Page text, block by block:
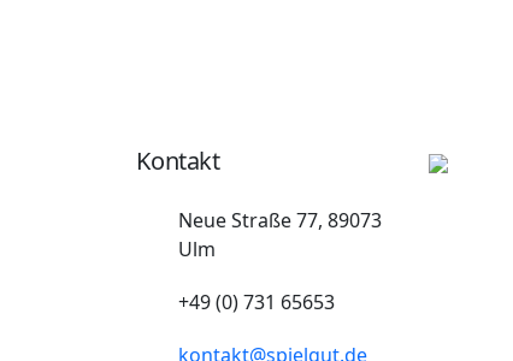
Kontakt
Neue Straße 77, 89073
Ulm
+49 (0) 731 65653
kontakt@spielgut.de